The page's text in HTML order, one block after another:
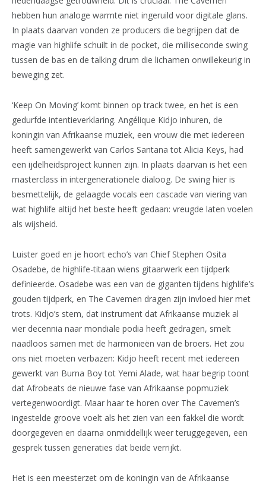
hebben hun analoge warmte niet ingeruild voor digitale glans.
In plaats daarvan vonden ze producers die begrijpen dat de
magie van highlife schuilt in de pocket, die milliseconde swing
tussen de bas en de talking drum die lichamen onwillekeurig in
beweging zet.
‘Keep On Moving’ komt binnen op track twee, en het is een
gedurfde intentieverklaring. Angélique Kidjo inhuren, de
koningin van Afrikaanse muziek, een vrouw die met iedereen
heeft samengewerkt van Carlos Santana tot Alicia Keys, had
een ijdelheidsproject kunnen zijn. In plaats daarvan is het een
masterclass in intergenerationele dialoog. De swing hier is
besmettelijk, de gelaagde vocals een cascade van viering van
wat highlife altijd het beste heeft gedaan: vreugde laten voelen
als wijsheid.
Luister goed en je hoort echo’s van Chief Stephen Osita
Osadebe, de highlife-titaan wiens gitaarwerk een tijdperk
definieerde. Osadebe was een van de giganten tijdens highlife’s
gouden tijdperk, en The Cavemen dragen zijn invloed hier met
trots. Kidjo’s stem, dat instrument dat Afrikaanse muziek al
vier decennia naar mondiale podia heeft gedragen, smelt
naadloos samen met de harmonieën van de broers. Het zou
ons niet moeten verbazen: Kidjo heeft recent met iedereen
gewerkt van Burna Boy tot Yemi Alade, wat haar begrip toont
dat Afrobeats de nieuwe fase van Afrikaanse popmuziek
vertegenwoordigt. Maar haar te horen over The Cavemen’s
ingestelde groove voelt als het zien van een fakkel die wordt
doorgegeven en daarna onmiddellijk weer teruggegeven, een
gesprek tussen generaties dat beide verrijkt.
Het is een meesterzet om de koningin van de Afrikaanse